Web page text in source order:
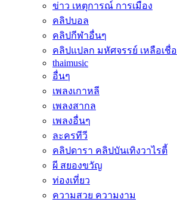
ข่าว เหตุการณ์ การเมือง
คลิปบอล
คลิปกีฬาอื่นๆ
คลิปแปลก มหัศจรรย์ เหลือเชื่อ
thaimusic
อื่นๆ
เพลงเกาหลี
เพลงสากล
เพลงอื่นๆ
ละครทีวี
คลิปดารา คลิปบันเทิงวาไรตี้
ผี สยองขวัญ
ท่องเที่ยว
ความสวย ความงาม